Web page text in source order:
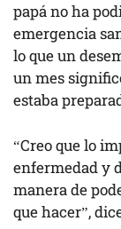
papá no ha
emergencia
lo que un
un mes
estaba
“Creo que lo
enfermedad y
manera de
que hacer”,